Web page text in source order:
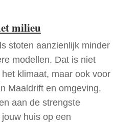
milieu
stoten aanzienlijk minder
modellen. Dat is niet
klimaat, maar ook voor
Maaldrift en omgeving.
aan de strengste
huis op een